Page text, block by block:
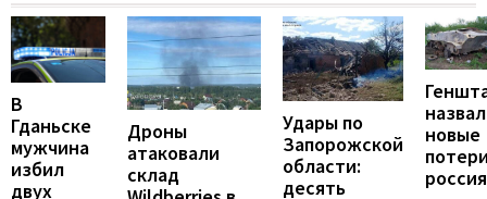
В
Гданьске
мужчина
избил
двух
Дроны
атаковали
склад
Удары по
Запорожской
области:
десять
назвал
новые